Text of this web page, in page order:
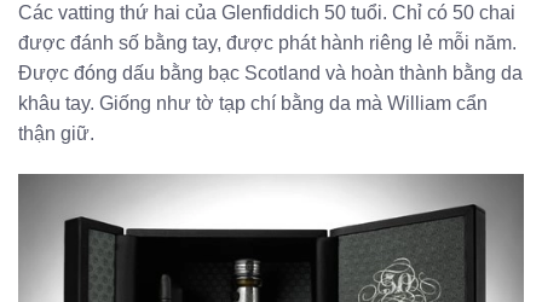
Các vatting thứ hai của Glenfiddich 50 tuổi. Chỉ có 50 chai
được đánh số bằng tay, được phát hành riêng lẻ mỗi năm.
Được đóng dấu bằng bạc Scotland và hoàn thành bằng da
khâu tay. Giống như tờ tạp chí bằng da mà William cẩn
thận giữ.